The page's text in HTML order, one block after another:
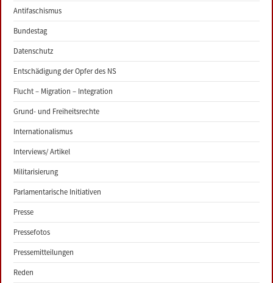
Antifaschismus
Bundestag
Datenschutz
Entschädigung der Opfer des NS
Flucht – Migration – Integration
Grund- und Freiheitsrechte
Internationalismus
Interviews/ Artikel
Militarisierung
Parlamentarische Initiativen
Presse
Pressefotos
Pressemitteilungen
Reden